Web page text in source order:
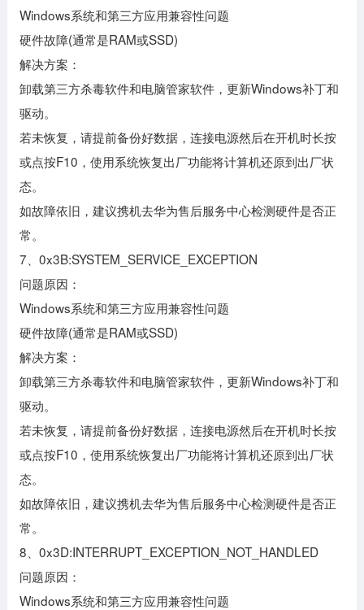
Windows系统和第三方应用兼容性问题
硬件故障(通常是RAM或SSD)
解决方案：
卸载第三方杀毒软件和电脑管家软件，更新Windows补丁和
驱动。
若未恢复，请提前备份好数据，连接电源然后在开机时长按
或点按F10，使用系统恢复出厂功能将计算机还原到出厂状
态。
如故障依旧，建议携机去华为售后服务中心检测硬件是否正
常。
7、0x3B:SYSTEM_SERVICE_EXCEPTION
问题原因：
Windows系统和第三方应用兼容性问题
硬件故障(通常是RAM或SSD)
解决方案：
卸载第三方杀毒软件和电脑管家软件，更新Windows补丁和
驱动。
若未恢复，请提前备份好数据，连接电源然后在开机时长按
或点按F10，使用系统恢复出厂功能将计算机还原到出厂状
态。
如故障依旧，建议携机去华为售后服务中心检测硬件是否正
常。
8、0x3D:INTERRUPT_EXCEPTION_NOT_HANDLED
问题原因：
Windows系统和第三方应用兼容性问题